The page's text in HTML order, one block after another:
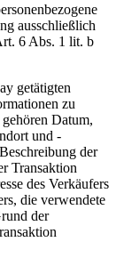
ausschließlich
6 Abs. 1 lit. b
getätigten
zu
Datum,
und -
der
Transaktion
des Verkäufers
die verwendete
der